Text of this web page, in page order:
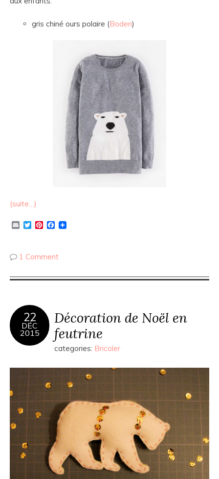
gris chiné ours polaire (Boden)
(suite…)
EmailTwitterPinterestFacebook
1 Comment
22
DÉC
2015
Décoration de Noël en
feutrine
categories: Bricoler